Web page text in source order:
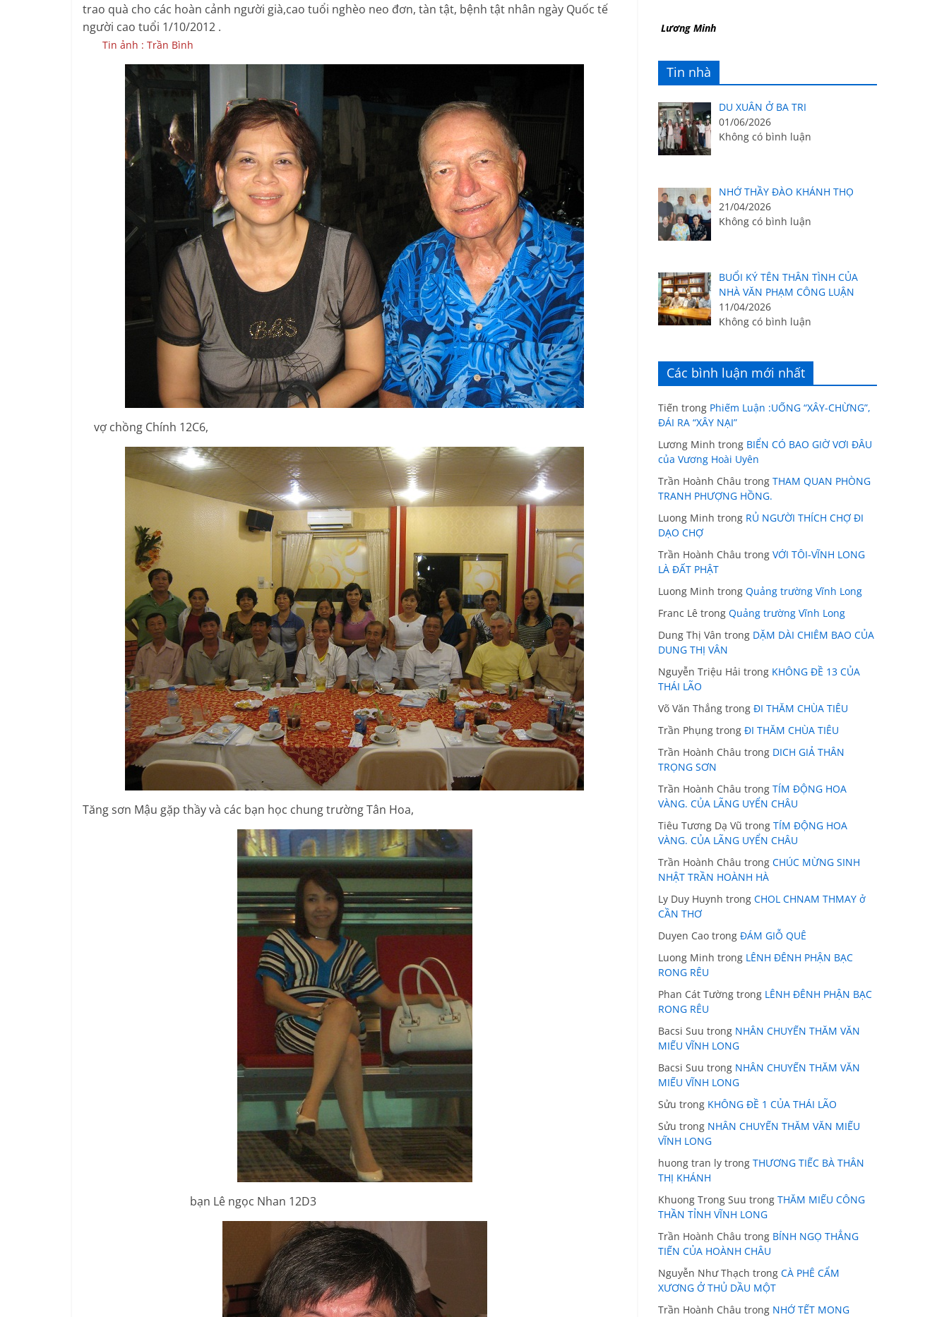
trao quà cho các hoàn cảnh người già,cao tuổi nghèo neo đơn, tàn tật, bệnh tật nhân ngày Quốc tế
người cao tuổi 1/10/2012 .
Tin ảnh : Trần Bình
vợ chồng Chính 12C6,
Tăng sơn Mậu gặp thầy và các bạn học chung trường Tân Hoa,
bạn Lê ngọc Nhan 12D3
Lương Minh
Tin nhà
DU XUÂN Ở BA TRI
01/06/2026
Không có bình luận
NHỚ THẦY ĐÀO KHÁNH THỌ
21/04/2026
Không có bình luận
BUỔI KÝ TÊN THÂN TÌNH CỦA
NHÀ VĂN PHẠM CÔNG LUẬN
11/04/2026
Không có bình luận
Các bình luận mới nhất
Tiến trong Phiếm Luận :UỐNG “XÂY-CHỪNG”,
ĐÁI RA “XÂY NẠI”
Lương Minh trong BIỂN CÓ BAO GIỜ VƠI ĐÂU
của Vương Hoài Uyên
Trần Hoành Châu trong THAM QUAN PHÒNG
TRANH PHƯỢNG HỒNG.
Luong Minh trong RỦ NGƯỜI THÍCH CHỢ ĐI
DẠO CHỢ
Trần Hoành Châu trong VỚI TÔI-VĨNH LONG
LÀ ĐẤT PHẬT
Luong Minh trong Quảng trường Vĩnh Long
Franc Lê trong Quảng trường Vĩnh Long
Dung Thị Vân trong DẶM DÀI CHIÊM BAO CỦA
DUNG THỊ VÂN
Nguyễn Triệu Hải trong KHÔNG ĐỀ 13 CỦA
THÁI LÃO
Võ Văn Thắng trong ĐI THĂM CHÙA TIÊU
Trần Phụng trong ĐI THĂM CHÙA TIÊU
Trần Hoành Châu trong DICH GIẢ THÂN
TRỌNG SƠN
Trần Hoành Châu trong TÍM ĐỘNG HOA
VÀNG. CỦA LÃNG UYỂN CHÂU
Tiêu Tương Dạ Vũ trong TÍM ĐỘNG HOA
VÀNG. CỦA LÃNG UYỂN CHÂU
Trần Hoành Châu trong CHÚC MỪNG SINH
NHẬT TRẦN HOÀNH HÀ
Ly Duy Huynh trong CHOL CHNAM THMAY ở
CẦN THƠ
Duyen Cao trong ĐÁM GIỖ QUÊ
Luong Minh trong LÊNH ĐÊNH PHẬN BẠC
RONG RÊU
Phan Cát Tường trong LÊNH ĐÊNH PHẬN BẠC
RONG RÊU
Bacsi Suu trong NHÂN CHUYẾN THĂM VĂN
MIẾU VĨNH LONG
Bacsi Suu trong NHÂN CHUYẾN THĂM VĂN
MIẾU VĨNH LONG
Sửu trong KHÔNG ĐỀ 1 CỦA THÁI LÃO
Sửu trong NHÂN CHUYẾN THĂM VĂN MIẾU
VĨNH LONG
huong tran ly trong THƯƠNG TIẾC BÀ THÂN
THỊ KHÁNH
Khuong Trong Suu trong THĂM MIẾU CÔNG
THẦN TỈNH VĨNH LONG
Trần Hoành Châu trong BÍNH NGỌ THẲNG
TIẾN CỦA HOÀNH CHÂU
Nguyễn Như Thạch trong CÀ PHÊ CẨM
XƯƠNG Ở THỦ DẦU MỘT
Trần Hoành Châu trong NHỚ TẾT MONG